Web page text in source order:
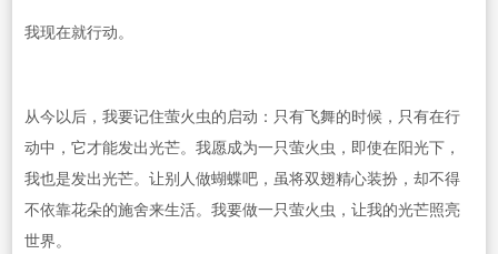
我现在就行动。
从今以后，我要记住萤火虫的启动：只有飞舞的时候，只有在行
动中，它才能发出光芒。我愿成为一只萤火虫，即使在阳光下，
我也是发出光芒。让别人做蝴蝶吧，虽将双翅精心装扮，却不得
不依靠花朵的施舍来生活。我要做一只萤火虫，让我的光芒照亮
世界。